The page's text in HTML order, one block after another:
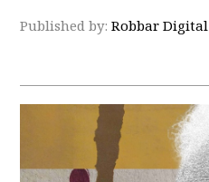
Published by:Robbar Digital